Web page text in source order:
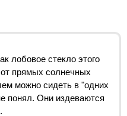
лобовое стекло этого
прямых солнечных
можно сидеть в "одних
понял. Они издеваются